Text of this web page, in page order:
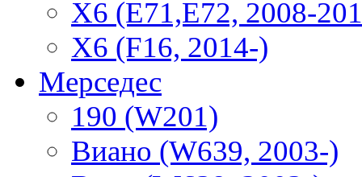
X6 (E71,E72, 2008-
X6 (F16, 2014-)
Мерседес
190 (W201)
Виано (W639, 2003-)